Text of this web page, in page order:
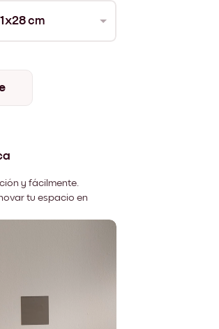
cm
y fácilmente.
tu espacio en